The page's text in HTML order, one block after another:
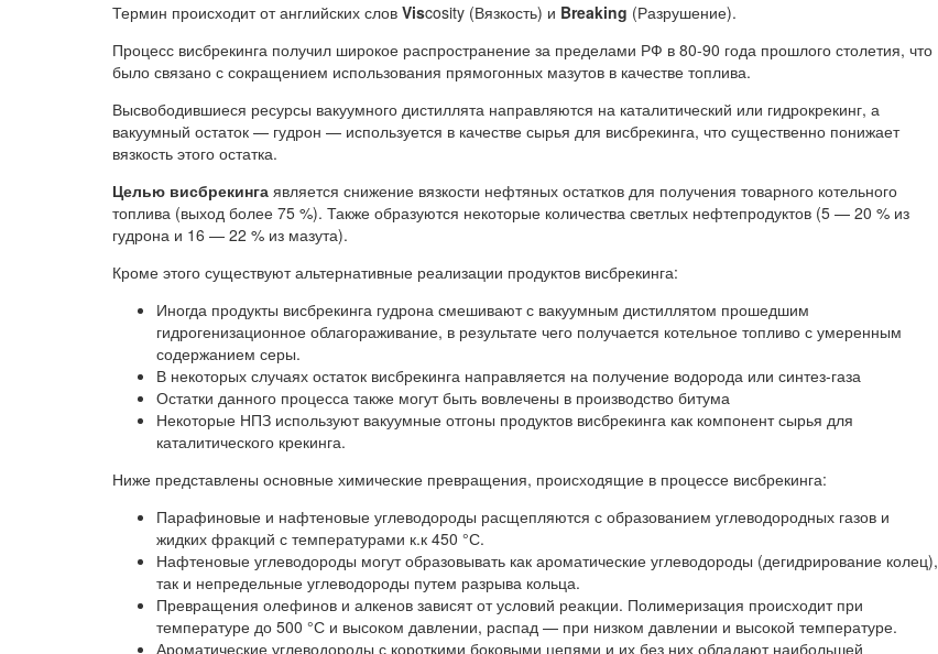
Термин происходит от английских слов Viscosity (Вязкость) и Breaking (Разрушение).
Процесс висбрекинга получил широкое распространение за пределами РФ в 80-90 года прошлого столетия, что
было связано с сокращением использования прямогонных мазутов в качестве топлива.
Высвободившиеся ресурсы вакуумного дистиллята направляются на каталитический или гидрокрекинг, а
вакуумный остаток — гудрон — используется в качестве сырья для висбрекинга, что существенно понижает
вязкость этого остатка.
Целью висбрекинга является снижение вязкости нефтяных остатков для получения товарного котельного
топлива (выход более 75 %). Также образуются некоторые количества светлых нефтепродуктов (5 — 20 % из
гудрона и 16 — 22 % из мазута).
Кроме этого существуют альтернативные реализации продуктов висбрекинга:
Иногда продукты висбрекинга гудрона смешивают с вакуумным дистиллятом прошедшим
гидрогенизационное облагораживание, в результате чего получается котельное топливо с умеренным
содержанием серы.
В некоторых случаях остаток висбрекинга направляется на получение водорода или синтез-газа
Остатки данного процесса также могут быть вовлечены в производство битума
Некоторые НПЗ используют вакуумные отгоны продуктов висбрекинга как компонент сырья для
каталитического крекинга.
Ниже представлены основные химические превращения, происходящие в процессе висбрекинга:
Парафиновые и нафтеновые углеводороды расщепляются с образованием углеводородных газов и
жидких фракций с температурами к.к 450 °С.
Нафтеновые углеводороды могут образовывать как ароматические углеводороды (дегидрирование колец),
так и непредельные углеводороды путем разрыва кольца.
Превращения олефинов и алкенов зависят от условий реакции. Полимеризация происходит при
температуре до 500 °С и высоком давлении, распад — при низком давлении и высокой температуре.
Ароматические углеводороды с короткими боковыми цепями и их без них обладают наибольшей